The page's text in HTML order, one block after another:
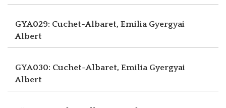
GYA029: Cuchet-Albaret, Emilia Gyergyai
Albert
GYA030: Cuchet-Albaret, Emilia Gyergyai
Albert